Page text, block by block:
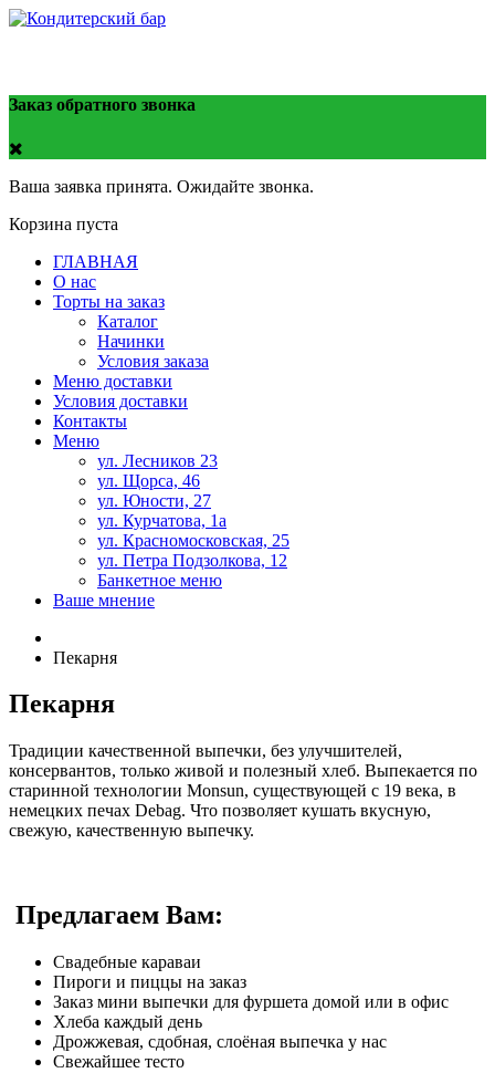
Заказ обратного звонка
Ваша заявка принята. Ожидайте звонка.
Корзина пуста
ГЛАВНАЯ
О нас
Торты на заказ
Каталог
Начинки
Условия заказа
Меню доставки
Условия доставки
Контакты
Меню
ул. Лесников 23
ул. Щорса, 46
ул. Юности, 27
ул. Курчатова, 1а
ул. Красномосковская, 25
ул. Петра Подзолкова, 12
Банкетное меню
Ваше мнение
Пекарня
Пекарня
Традиции качественной выпечки, без улучшителей,
консервантов, только живой и полезный хлеб. Выпекается по
старинной технологии Monsun, существующей с 19 века, в
немецких печах Debag. Что позволяет кушать вкусную,
свежую, качественную выпечку.
Предлагаем Вам:
Свадебные караваи
Пироги и пиццы на заказ
Заказ мини выпечки для фуршета домой или в офис
Хлеба каждый день
Дрожжевая, сдобная, слоёная выпечка у нас
Свежайшее тесто